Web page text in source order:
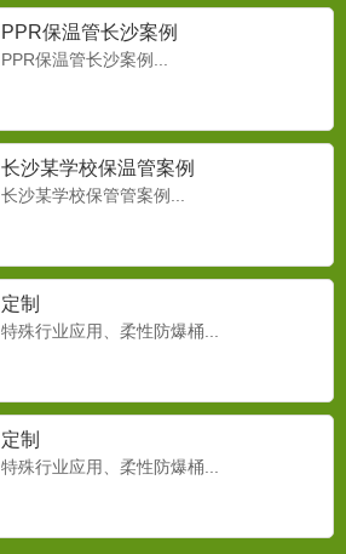
PPR保温管长沙案例
PPR保温管长沙案例...
长沙某学校保温管案例
长沙某学校保管管案例...
定制
特殊行业应用、柔性防爆桶...
定制
特殊行业应用、柔性防爆桶...
降低PU泡沫密度是实现汽车内饰件轻量化